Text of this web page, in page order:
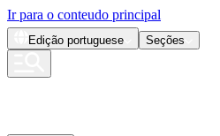
Ir para o conteudo principal
Edição portuguese Seções